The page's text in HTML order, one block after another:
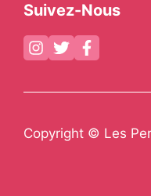
Suivez-Nous
Copyright © Les